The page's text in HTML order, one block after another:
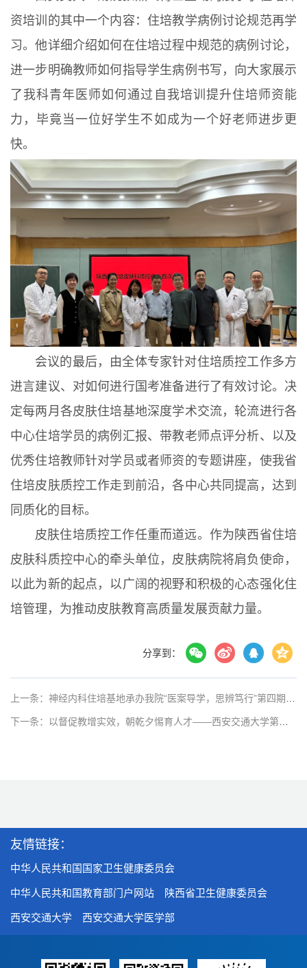
资培训的其中一个内容：住培教学病例讨论规范再学
习。他详细介绍如何在住培过程中规范的病例讨论，
进一步明确教师如何指导学生病例书写，向大家展示
了我科青年医师如何通过自我培训提升住培师资能
力，毕竟当一位好学生不如成为一个好老师进步更
快。
会议的最后，由全体专家针对住培质控工作多方
进言建议、对如何进行国考准备进行了有效讨论。决
定每两月各皮肤住培基地深度学术交流，轮流进行各
中心住培学员的病例汇报、带教老师点评分析、以及
优秀住培教师针对学员或者师资的专题讲座，使我省
住培皮肤质控工作走到前沿，各中心共同提高，达到
同质化的目标。
皮肤住培质控工作任重而道远。作为陕西省住培
皮肤科质控中心的牵头单位，皮肤病院将肩负使命，
以此为新的起点，以广阔的视野和积极的心态强化住
培管理，为推动皮肤教育高质量发展贡献力量。
分享到：
友情链接：
中华人民共和国国家卫生健康委员会
中华人民共和国教育部门户网站 陕西省卫生健康委员会
西安交通大学 西安交通大学医学部